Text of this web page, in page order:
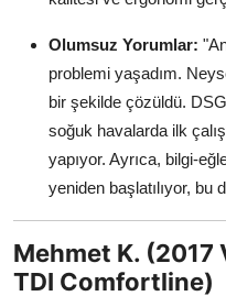
Olumsuz Yorumlar:
problemi yaşadım.
bir şekilde çözüldü.
soğuk havalarda ilk
yapıyor. Ayrıca, bilgi-
yeniden başlatılıyor, bu
Mehmet K. (2017
TDI Comfortline)